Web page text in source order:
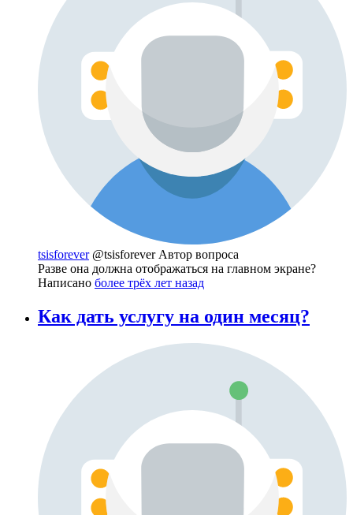
tsisforever @tsisforeverАвтор вопроса
Разве она должна отображаться на главном экране?
Написано более трёх лет назад
Как дать услугу на один месяц?